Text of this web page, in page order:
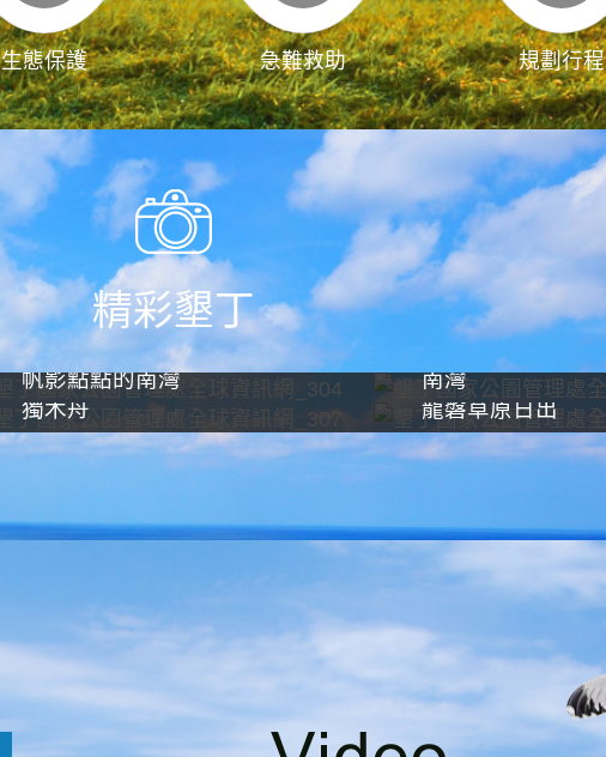
生態保護 急難救助 規劃行程
精彩墾丁
帆影點點的南灣
南灣
獨木舟 龍磐草原日出